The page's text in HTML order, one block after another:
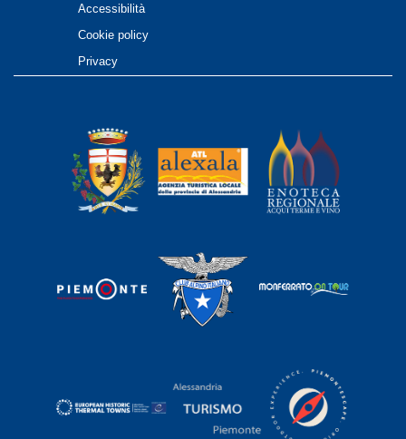
Accessibilità
Cookie policy
Privacy